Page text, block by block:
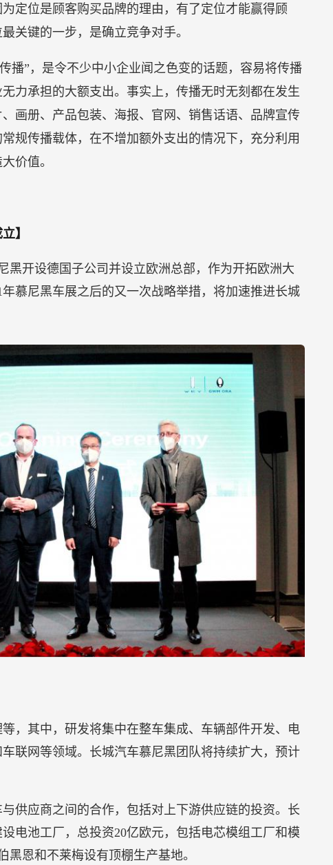
成果展现行业凸显出当前电动化、智能化的行业发展
广州车展。作为首个亮相汽车展会的奶酪企业，妙
味世界。
健康消费新风尚】
零蔗糖酸奶品类全国销量第一，成为中国零蔗糖酸奶
，市占率更是高达46.1%。
官宣代言的一年后，由“隐形冠军”到“0添加蔗糖品类
同时，从红枣酸奶、“涨芝士啦”芝士酸奶，到0添加蔗
业再次成为酸奶创新风向标。
品牌引爆新思路】